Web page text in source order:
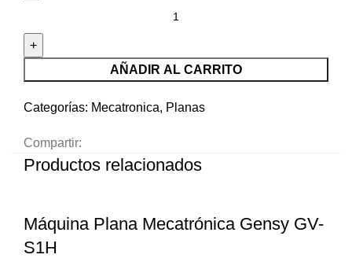
AÑADIR AL CARRITO
Categorías: Mecatronica, Planas
Compartir:
Productos relacionados
Máquina Plana Mecatrónica Gensy GV-
S1H